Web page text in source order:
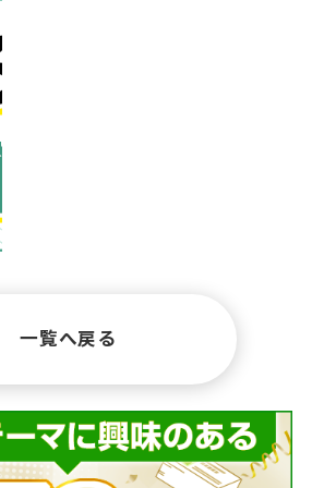
一覧へ戻る